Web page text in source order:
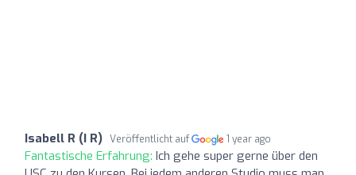
Isabell R (I R) Veröffentlicht auf 1 year ago
Fantastische Erfahrung: Ich gehe super gerne über den